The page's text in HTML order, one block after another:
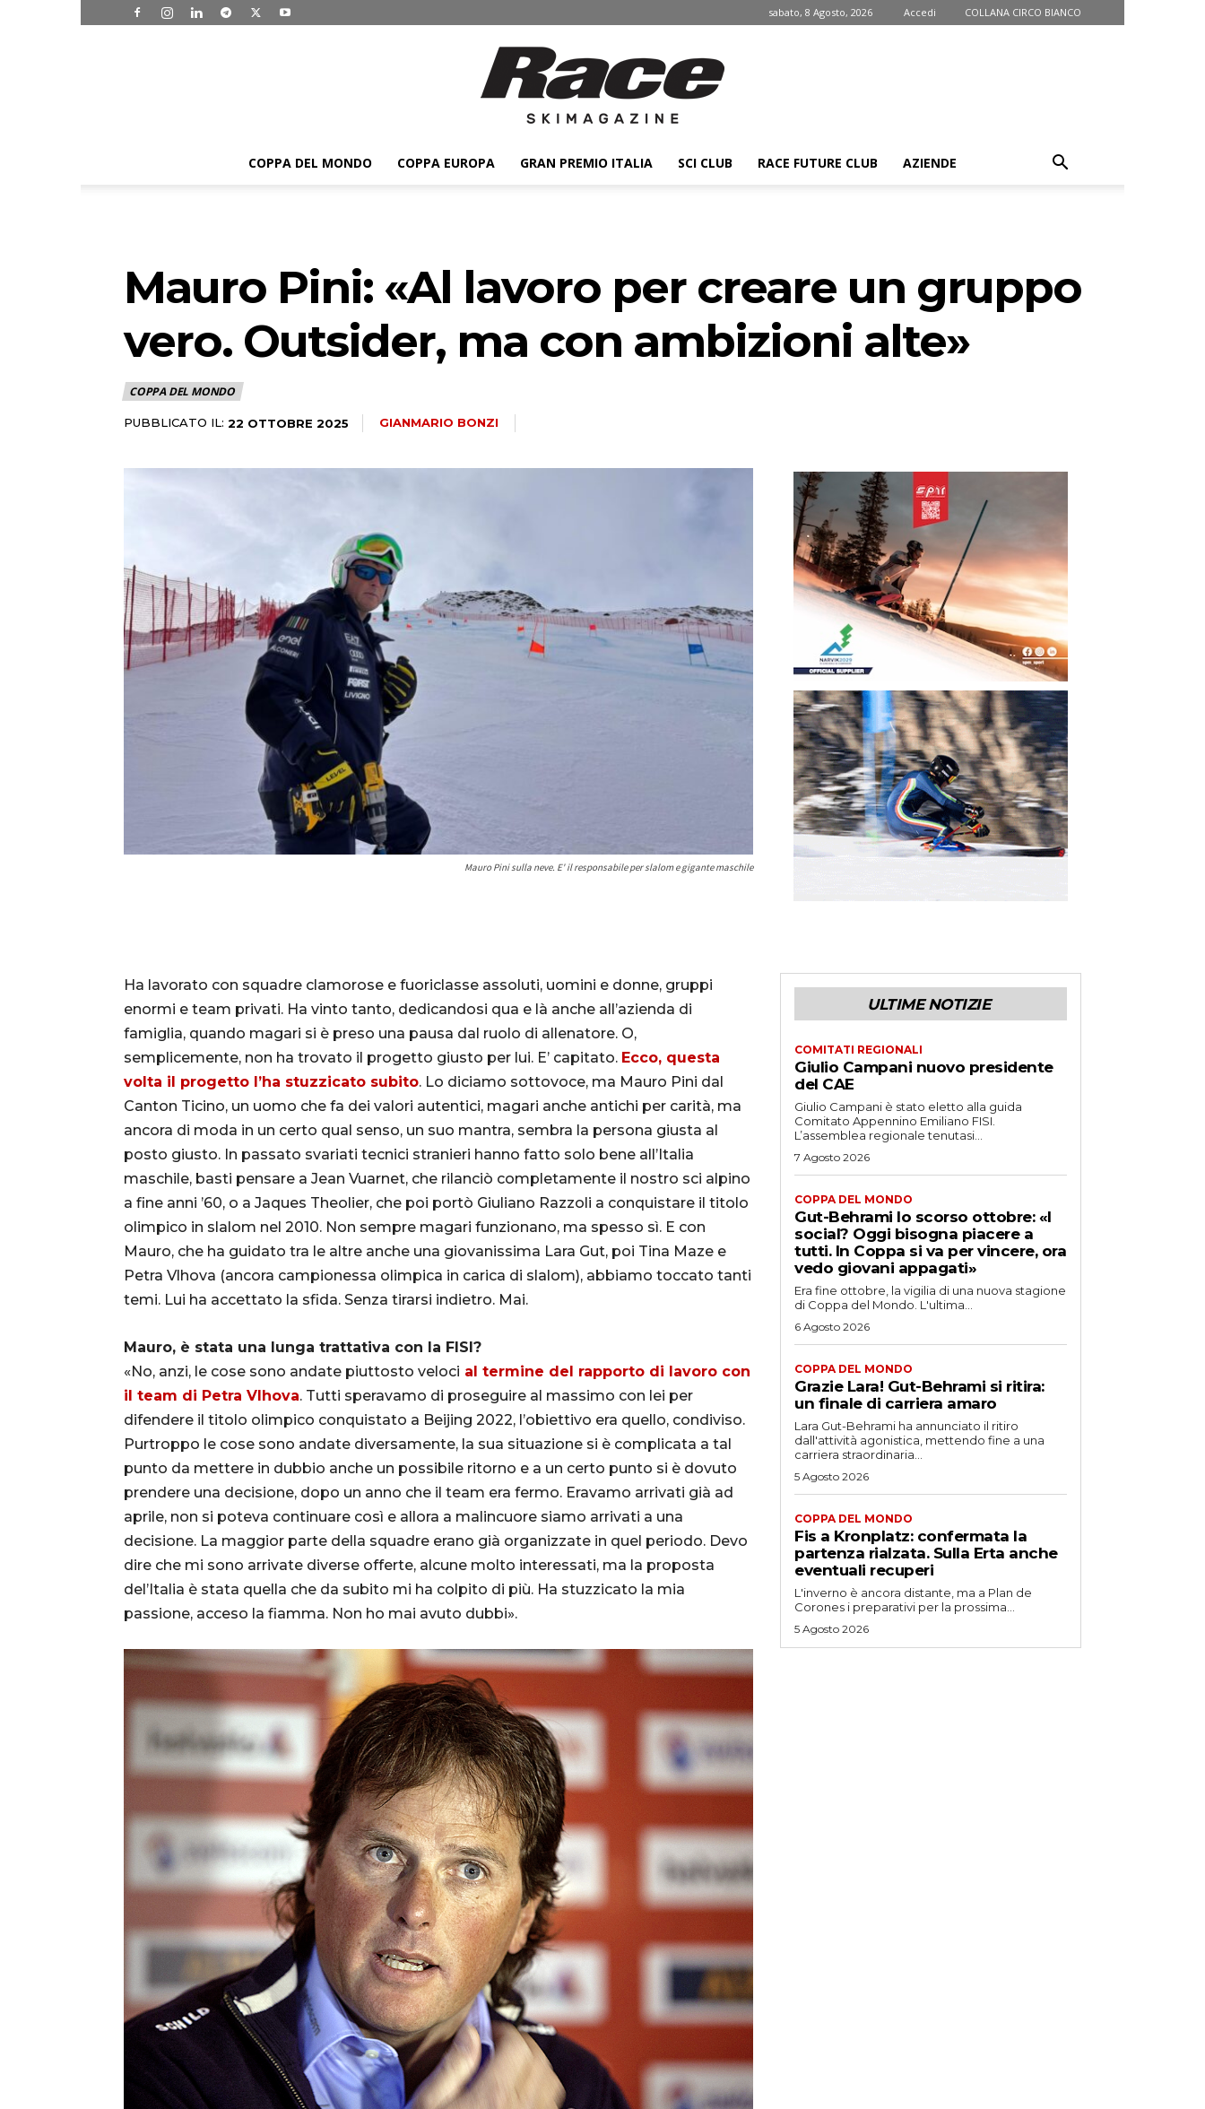
sabato, 8 Agosto, 2026 Accedi COLLANA CIRCO BIANCO
COPPA DEL MONDO COPPA EUROPA GRAN PREMIO ITALIA SCI CLUB RACE FUTURE CLUB AZIENDE
Mauro Pini: «Al lavoro per creare un gruppo
vero. Outsider, ma con ambizioni alte»
COPPA DEL MONDO
PUBBLICATO IL: 22 OTTOBRE 2025 GIANMARIO BONZI
Mauro Pini sulla neve. E' il responsabile per slalom e gigante maschile
Ha lavorato con squadre clamorose e fuoriclasse assoluti, uomini e donne, gruppi
enormi e team privati. Ha vinto tanto, dedicandosi qua e là anche all’azienda di
famiglia, quando magari si è preso una pausa dal ruolo di allenatore. O,
semplicemente, non ha trovato il progetto giusto per lui. E’ capitato. Ecco, questa
volta il progetto l’ha stuzzicato subito. Lo diciamo sottovoce, ma Mauro Pini dal
Canton Ticino, un uomo che fa dei valori autentici, magari anche antichi per carità, ma
ancora di moda in un certo qual senso, un suo mantra, sembra la persona giusta al
posto giusto. In passato svariati tecnici stranieri hanno fatto solo bene all’Italia
maschile, basti pensare a Jean Vuarnet, che rilanciò completamente il nostro sci alpino
a fine anni ’60, o a Jaques Theolier, che poi portò Giuliano Razzoli a conquistare il titolo
olimpico in slalom nel 2010. Non sempre magari funzionano, ma spesso sì. E con
Mauro, che ha guidato tra le altre anche una giovanissima Lara Gut, poi Tina Maze e
Petra Vlhova (ancora campionessa olimpica in carica di slalom), abbiamo toccato tanti
temi. Lui ha accettato la sfida. Senza tirarsi indietro. Mai.
Mauro, è stata una lunga trattativa con la FISI?
«No, anzi, le cose sono andate piuttosto veloci al termine del rapporto di lavoro con
il team di Petra Vlhova. Tutti speravamo di proseguire al massimo con lei per
difendere il titolo olimpico conquistato a Beijing 2022, l’obiettivo era quello, condiviso.
Purtroppo le cose sono andate diversamente, la sua situazione si è complicata a tal
punto da mettere in dubbio anche un possibile ritorno e a un certo punto si è dovuto
prendere una decisione, dopo un anno che il team era fermo. Eravamo arrivati già ad
aprile, non si poteva continuare così e allora a malincuore siamo arrivati a una
decisione. La maggior parte della squadre erano già organizzate in quel periodo. Devo
dire che mi sono arrivate diverse offerte, alcune molto interessati, ma la proposta
del’Italia è stata quella che da subito mi ha colpito di più. Ha stuzzicato la mia
passione, acceso la fiamma. Non ho mai avuto dubbi».
ULTIME NOTIZIE
COMITATI REGIONALI
Giulio Campani nuovo presidente
del CAE
Giulio Campani è stato eletto alla guida
Comitato Appennino Emiliano FISI.
L’assemblea regionale tenutasi...
7 Agosto 2026
COPPA DEL MONDO
Gut-Behrami lo scorso ottobre: «I
social? Oggi bisogna piacere a
tutti. In Coppa si va per vincere, ora
vedo giovani appagati»
Era fine ottobre, la vigilia di una nuova stagione
di Coppa del Mondo. L'ultima...
6 Agosto 2026
COPPA DEL MONDO
Grazie Lara! Gut-Behrami si ritira:
un finale di carriera amaro
Lara Gut-Behrami ha annunciato il ritiro
dall'attività agonistica, mettendo fine a una
carriera straordinaria...
5 Agosto 2026
COPPA DEL MONDO
Fis a Kronplatz: confermata la
partenza rialzata. Sulla Erta anche
eventuali recuperi
L'inverno è ancora distante, ma a Plan de
Corones i preparativi per la prossima...
5 Agosto 2026